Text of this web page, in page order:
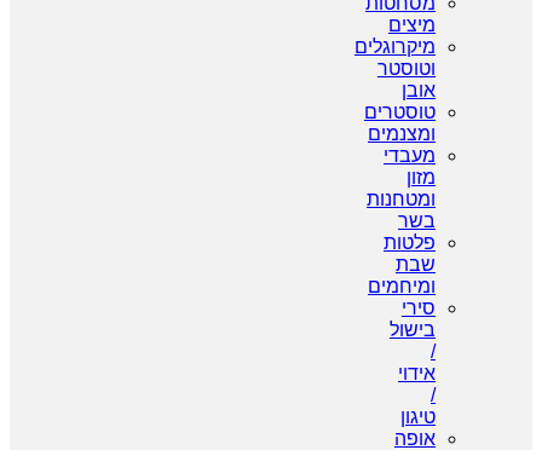
מיצים
מיקרוגלים
וטוסטר
אובן
טוסטרים
ומצנמים
מעבדי
מזון
ומטחנות
בשר
פלטות
שבת
ומיחמים
סירי
בישול
/
אידוי
/
טיגון
אופה